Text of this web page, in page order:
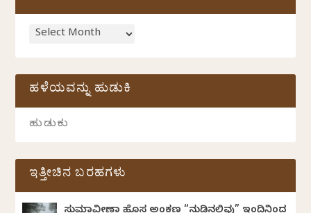
ಹಳೆಯವನ್ನು ಹುಡುಕಿ
ಇತ್ತೀಚಿನ ಬರಹಗಳು